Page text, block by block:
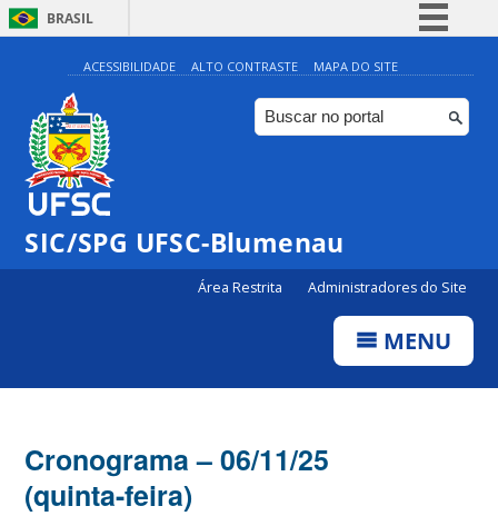
BRASIL
Simplifique!
Comunica BR
Participe
Canais
ACESSIBILIDADE ALTO CONTRASTE MAPA DO SITE
SIC/SPG UFSC-Blumenau
Área Restrita Administradores do Site
MENU
Cronograma – 06/11/25
(quinta-feira)